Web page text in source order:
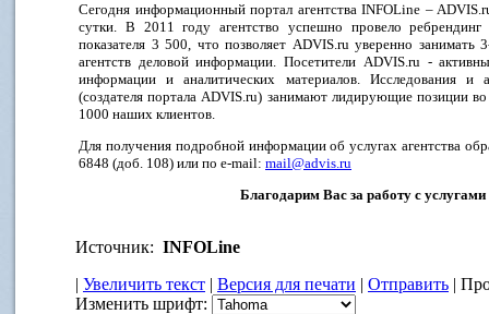
Сегодня информационный портал агентства INFOLine –
сутки. В 2011 году агентство успешно провело ребрендинг
показателя 3 500, что позволяет ADVIS.ru уверенно
агентств деловой информации. Посетители ADVIS.ru -
информации и аналитических материалов. Исследования и
(создателя портала ADVIS.ru) занимают лидирующие позиции
1000 наших клиентов.
Для получения подробной информации об услугах агентства
6848 (доб. 108) или по e-mail: mail@advis.ru
Благодарим Вас за работу с
Источник: INFOLine
| Увеличить текст | Версия для печати | Отправить |
Изменить шрифт: